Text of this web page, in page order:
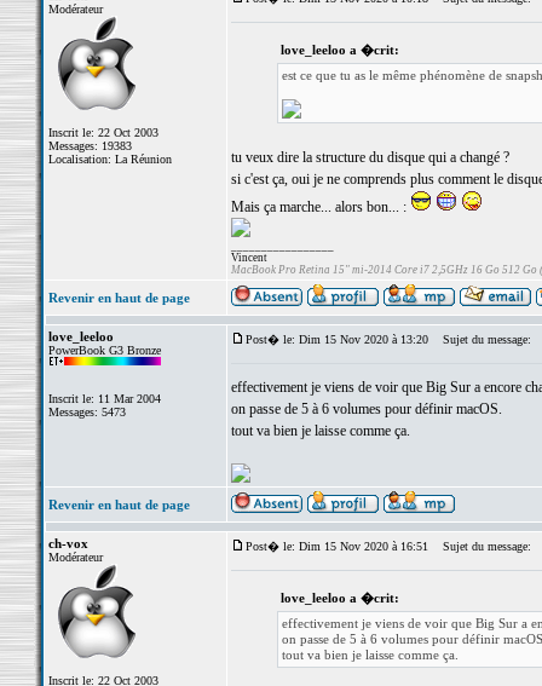
Modérateur
Inscrit le: 22 Oct 2003
Messages: 19383
Localisation: La Réunion
love_leeloo a �crit:
est ce que tu as le même phénomène de
tu veux dire la structure du disque qui a changé ?
si c'est ça, oui je ne comprends plus comment le
Mais ça marche... alors bon... :
Vincent
MacBook Pro Retina 15" mi-2014 Core i7 2,5GHz 16 Go 512 Go
Revenir en haut de page
love_leeloo
PowerBook G3 Bronze
Inscrit le: 11 Mar 2004
Messages: 5473
Post� le: Dim 15 Nov 2020 à 13:20 Sujet du message:
effectivement je viens de voir que Big Sur a encore
on passe de 5 à 6 volumes pour définir macOS.
tout va bien je laisse comme ça.
Revenir en haut de page
ch-vox
Modérateur
Inscrit le: 22 Oct 2003
Post� le: Dim 15 Nov 2020 à 16:51 Sujet du message:
love_leeloo a �crit:
effectivement je viens de voir que Big Sur a
on passe de 5 à 6 volumes pour définir
tout va bien je laisse comme ça.